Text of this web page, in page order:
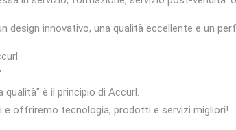
design innovativo, una qualità eccellente e un
è il principio di Accurl.
e offriremo tecnologia, prodotti e servizi migliori!